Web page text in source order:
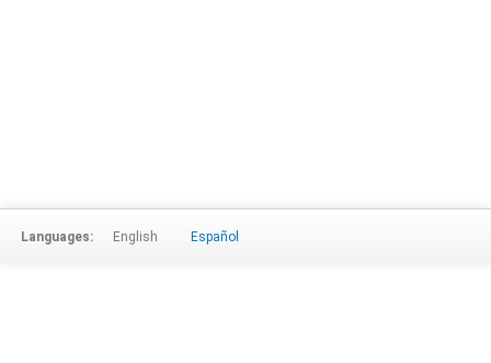
Languages: English Español